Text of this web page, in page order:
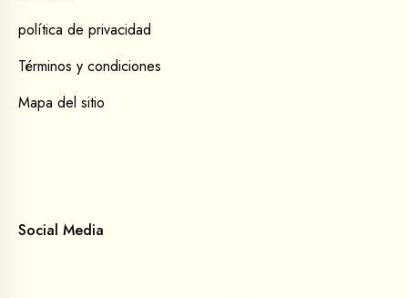
política de privacidad
Términos y condiciones
Mapa del sitio
Social Media